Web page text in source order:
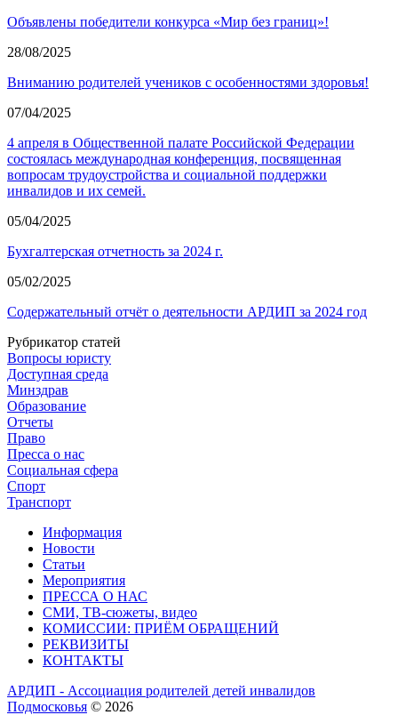
Объявлены победители конкурса «Мир без границ»!
28/08/2025
Вниманию родителей учеников с особенностями здоровья!
07/04/2025
4 апреля в Общественной палате Российской Федерации
состоялась международная конференция, посвященная
вопросам трудоустройства и социальной поддержки
инвалидов и их семей.
05/04/2025
Бухгалтерская отчетность за 2024 г.
05/02/2025
Содержательный отчёт о деятельности АРДИП за 2024 год
Рубрикатор статей
Вопросы юристу
Доступная среда
Минздрав
Образование
Отчеты
Право
Пресса о нас
Социальная сфера
Спорт
Транспорт
Информация
Новости
Статьи
Мероприятия
ПРЕССА О НАС
СМИ, ТВ-сюжеты, видео
КОМИССИИ: ПРИЁМ ОБРАЩЕНИЙ
РЕКВИЗИТЫ
КОНТАКТЫ
АРДИП - Ассоциация родителей детей инвалидов
Подмосковья © 2026